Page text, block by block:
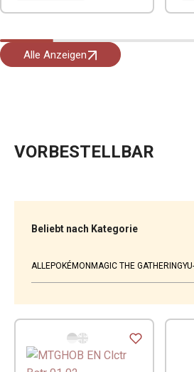
Alle Anzeigen
VORBESTELLBAR
Beliebt nach Kategorie
ALLEPOKÉMONMAGIC THE GATHERING